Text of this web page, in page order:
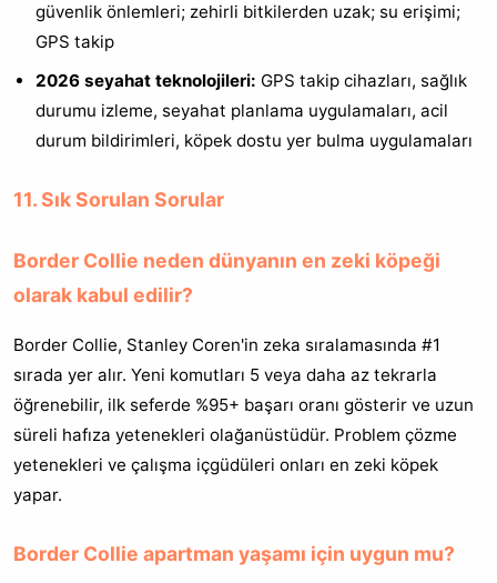
güvenlik önlemleri; zehirli bitkilerden uzak; su erişimi;
GPS takip
2026 seyahat teknolojileri: GPS takip cihazları, sağlık
durumu izleme, seyahat planlama uygulamaları, acil
durum bildirimleri, köpek dostu yer bulma uygulamaları
11. Sık Sorulan Sorular
Border Collie neden dünyanın en zeki köpeği
olarak kabul edilir?
Border Collie, Stanley Coren'in zeka sıralamasında #1
sırada yer alır. Yeni komutları 5 veya daha az tekrarla
öğrenebilir, ilk seferde %95+ başarı oranı gösterir ve uzun
süreli hafıza yetenekleri olağanüstüdür. Problem çözme
yetenekleri ve çalışma içgüdüleri onları en zeki köpek
yapar.
Border Collie apartman yaşamı için uygun mu?